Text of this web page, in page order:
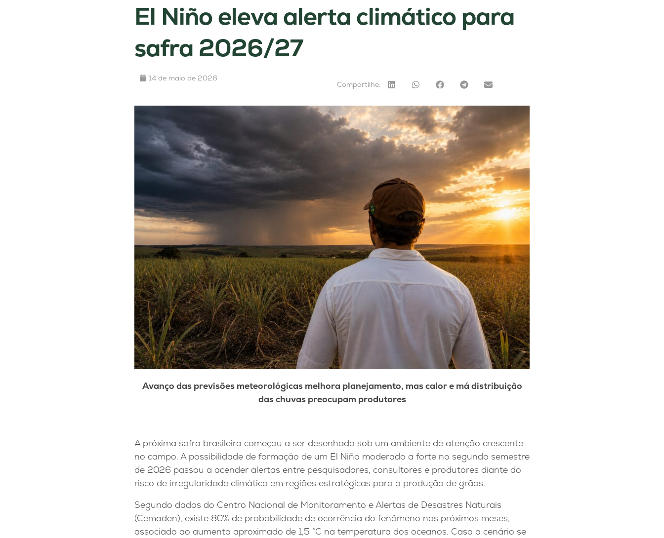
El Niño eleva alerta climático para
safra 2026/27
14 de maio de 2026
Compartilhe:
Avanço das previsões meteorológicas melhora planejamento, mas calor e má distribuição
das chuvas preocupam produtores
A próxima safra brasileira começou a ser desenhada sob um ambiente de atenção crescente
no campo. A possibilidade de formação de um El Niño moderado a forte no segundo semestre
de 2026 passou a acender alertas entre pesquisadores, consultores e produtores diante do
risco de irregularidade climática em regiões estratégicas para a produção de grãos.
Segundo dados do Centro Nacional de Monitoramento e Alertas de Desastres Naturais
(Cemaden), existe 80% de probabilidade de ocorrência do fenômeno nos próximos meses,
associado ao aumento aproximado de 1,5 °C na temperatura dos oceanos. Caso o cenário se